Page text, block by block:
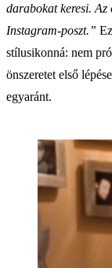
darabokat keresi. Az
Instagram-poszt.”
stílusikonná: nem
önszeretet első
egyaránt.